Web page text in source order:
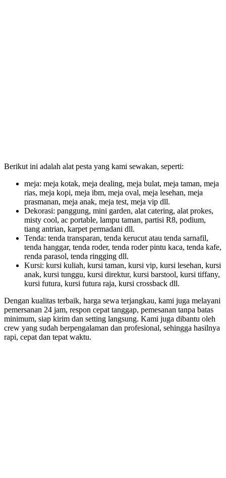
Berikut ini adalah alat pesta yang kami sewakan, seperti:
meja: meja kotak, meja dealing, meja bulat, meja taman, meja
rias, meja kopi, meja ibm, meja oval, meja lesehan, meja
prasmanan, meja anak, meja test, meja vip dll.
Dekorasi: panggung, mini garden, alat catering, alat prokes,
misty cool, ac portable, lampu taman, partisi R8, podium,
tiang antrian, karpet permadani dll.
Tenda: tenda transparan, tenda kerucut atau tenda sarnafil,
tenda hanggar, tenda roder, tenda roder pintu kaca, tenda kafe,
renda parasol, tenda ringging dll.
Kursi: kursi kuliah, kursi taman, kursi vip, kursi lesehan, kursi
anak, kursi tunggu, kursi direktur, kursi barstool, kursi tiffany,
kursi futura, kursi futura raja, kursi crossback dll.
Dengan kualitas terbaik, harga sewa terjangkau, kami juga melayani
pemersanan 24 jam, respon cepat tanggap, pemesanan tanpa batas
minimum, siap kirim dan setting langsung. Kami juga dibantu oleh
crew yang sudah berpengalaman dan profesional, sehingga hasilnya
rapi, cepat dan tepat waktu.